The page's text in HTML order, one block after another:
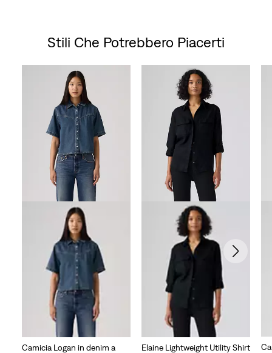
Stili Che Potrebbero Piacerti
Camicia Logan in denim a
Elaine Lightweight Utility Shirt